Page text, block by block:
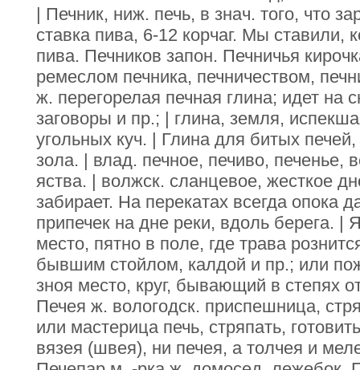
| Печник, ниж. печь, в знач. того, что
ставка пива, 6-12 корчаг. Мы ставили,
пива. Печников запон. Печничья
ремеслом печника, печничеством,
ж. перегорелая печная глина; идет на
заговоры и пр.; | глина, земля,
угольных куч. | Глина для битых
зола. | влад. печное, печиво, печенье,
яства. | волжск. сланцевое, жесткое
забирает. На перекатах всегда опока
припечек на дне реки, вдоль берега.
место, пятно в поле, где трава
бывшим стойлом, калдой и пр.; или
зноя место, круг, бывающий в степях
Печея ж. вологодск. приспешница,
или мастерица печь, стряпать,
вязея (швея), ни печея, а толчея и